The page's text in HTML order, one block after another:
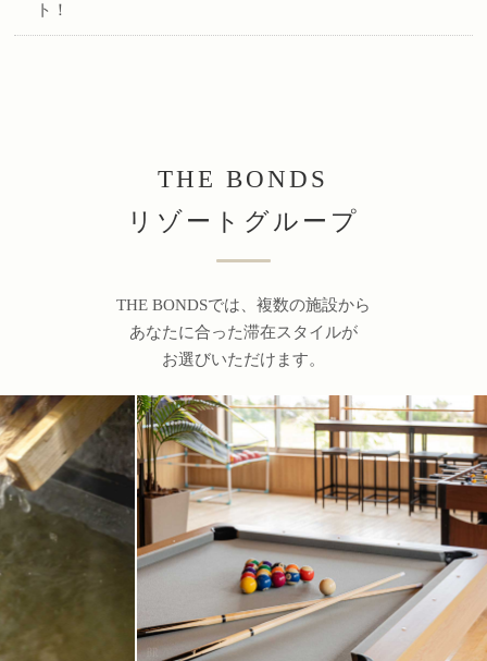
ト！
THE BONDS
リゾートグループ
THE BONDSでは、複数の施設から
あなたに合った滞在スタイルが
お選びいただけます。